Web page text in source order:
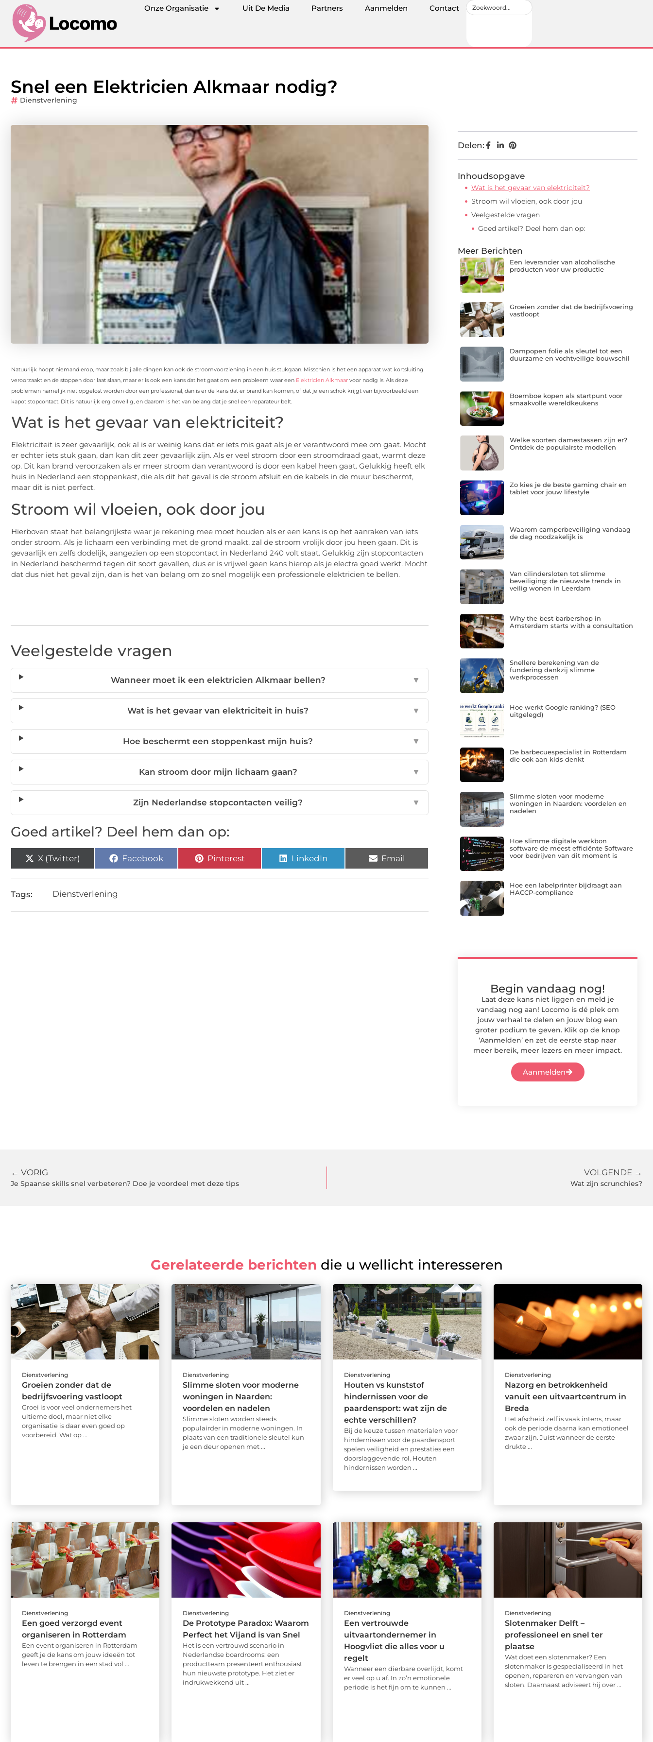
Onze Organisatie Uit De Media Partners Aanmelden Contact
Snel een Elektricien Alkmaar nodig?
Dienstverlening
Natuurlijk hoopt niemand erop, maar zoals bij alle dingen kan ook de stroomvoorziening in een huis stukgaan. Misschien is het een apparaat wat kortsluiting
veroorzaakt en de stoppen door laat slaan, maar er is ook een kans dat het gaat om een probleem waar een Elektricien Alkmaar voor nodig is. Als deze
problemen namelijk niet opgelost worden door een professional, dan is er de kans dat er brand kan komen, of dat je een schok krijgt van bijvoorbeeld een
kapot stopcontact. Dit is natuurlijk erg onveilig, en daarom is het van belang dat je snel een reparateur belt.
Wat is het gevaar van elektriciteit?
Elektriciteit is zeer gevaarlijk, ook al is er weinig kans dat er iets mis gaat als je er verantwoord mee om gaat. Mocht
er echter iets stuk gaan, dan kan dit zeer gevaarlijk zijn. Als er veel stroom door een stroomdraad gaat, warmt deze
op. Dit kan brand veroorzaken als er meer stroom dan verantwoord is door een kabel heen gaat. Gelukkig heeft elk
huis in Nederland een stoppenkast, die als dit het geval is de stroom afsluit en de kabels in de muur beschermt,
maar dit is niet perfect.
Stroom wil vloeien, ook door jou
Hierboven staat het belangrijkste waar je rekening mee moet houden als er een kans is op het aanraken van iets
onder stroom. Als je lichaam een verbinding met de grond maakt, zal de stroom vrolijk door jou heen gaan. Dit is
gevaarlijk en zelfs dodelijk, aangezien op een stopcontact in Nederland 240 volt staat. Gelukkig zijn stopcontacten
in Nederland beschermd tegen dit soort gevallen, dus er is vrijwel geen kans hierop als je electra goed werkt. Mocht
dat dus niet het geval zijn, dan is het van belang om zo snel mogelijk een professionele elektricien te bellen.
Veelgestelde vragen
Wanneer moet ik een elektricien Alkmaar bellen? ▼
Wat is het gevaar van elektriciteit in huis? ▼
Hoe beschermt een stoppenkast mijn huis? ▼
Kan stroom door mijn lichaam gaan? ▼
Zijn Nederlandse stopcontacten veilig? ▼
Goed artikel? Deel hem dan op:
X (Twitter) Facebook Pinterest LinkedIn Email
Tags: Dienstverlening
Delen:
Inhoudsopgave
Wat is het gevaar van elektriciteit?
Stroom wil vloeien, ook door jou
Veelgestelde vragen
Goed artikel? Deel hem dan op:
Meer Berichten
Een leverancier van alcoholische
producten voor uw productie
Groeien zonder dat de bedrijfsvoering
vastloopt
Dampopen folie als sleutel tot een
duurzame en vochtveilige bouwschil
Boemboe kopen als startpunt voor
smaakvolle wereldkeukens
Welke soorten damestassen zijn er?
Ontdek de populairste modellen
Zo kies je de beste gaming chair en
tablet voor jouw lifestyle
Waarom camperbeveiliging vandaag
de dag noodzakelijk is
Van cilindersloten tot slimme
beveiliging: de nieuwste trends in
veilig wonen in Leerdam
Why the best barbershop in
Amsterdam starts with a consultation
Snellere berekening van de
fundering dankzij slimme
werkprocessen
Hoe werkt Google ranking? (SEO
uitgelegd)
De barbecuespecialist in Rotterdam
die ook aan kids denkt
Slimme sloten voor moderne
woningen in Naarden: voordelen en
nadelen
Hoe slimme digitale werkbon
software de meest efficiënte Software
voor bedrijven van dit moment is
Hoe een labelprinter bijdraagt aan
HACCP-compliance
Begin vandaag nog!
Laat deze kans niet liggen en meld je
vandaag nog aan! Locomo is dé plek om
jouw verhaal te delen en jouw blog een
groter podium te geven. Klik op de knop
‘Aanmelden’ en zet de eerste stap naar
meer bereik, meer lezers en meer impact.
Aanmelden
← VORIG
Je Spaanse skills snel verbeteren? Doe je voordeel met deze tips
VOLGENDE →
Wat zijn scrunchies?
Gerelateerde berichten die u wellicht interesseren
Dienstverlening
Groeien zonder dat de
bedrijfsvoering vastloopt
Groei is voor veel ondernemers het
ultieme doel, maar niet elke
organisatie is daar even goed op
voorbereid. Wat op ...
Dienstverlening
Slimme sloten voor moderne
woningen in Naarden:
voordelen en nadelen
Slimme sloten worden steeds
populairder in moderne woningen. In
plaats van een traditionele sleutel kun
je een deur openen met ...
Dienstverlening
Houten vs kunststof
hindernissen voor de
paardensport: wat zijn de
echte verschillen?
Bij de keuze tussen materialen voor
hindernissen voor de paardensport
spelen veiligheid en prestaties een
doorslaggevende rol. Houten
hindernissen worden ...
Dienstverlening
Nazorg en betrokkenheid
vanuit een uitvaartcentrum in
Breda
Het afscheid zelf is vaak intens, maar
ook de periode daarna kan emotioneel
zwaar zijn. Juist wanneer de eerste
drukte ...
Dienstverlening
Een goed verzorgd event
organiseren in Rotterdam
Een event organiseren in Rotterdam
geeft je de kans om jouw ideeën tot
leven te brengen in een stad vol ...
Dienstverlening
De Prototype Paradox: Waarom
Perfect het Vijand is van Snel
Het is een vertrouwd scenario in
Nederlandse boardrooms: een
productteam presenteert enthousiast
hun nieuwste prototype. Het ziet er
indrukwekkend uit ...
Dienstverlening
Een vertrouwde
uitvaartondernemer in
Hoogvliet die alles voor u
regelt
Wanneer een dierbare overlijdt, komt
er veel op u af. In zo’n emotionele
periode is het fijn om te kunnen ...
Dienstverlening
Slotenmaker Delft –
professioneel en snel ter
plaatse
Wat doet een slotenmaker? Een
slotenmaker is gespecialiseerd in het
openen, repareren en vervangen van
sloten. Daarnaast adviseert hij over ...